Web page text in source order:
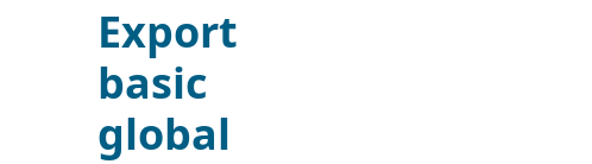
Export
basic
global